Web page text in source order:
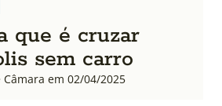
que é cruzar
sem carro
Câmara em 02/04/2025